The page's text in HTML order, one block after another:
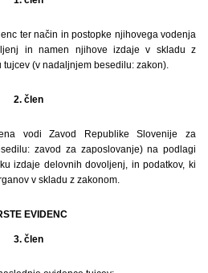
ter način in postopke njihovega vodenja
in namen njihove izdaje v skladu z
(v nadaljnjem besedilu: zakon).
2. člen
vodi Zavod Republike Slovenije za
zavod za zaposlovanje) na podlagi
izdaje delovnih dovoljenj, in podatkov, ki
v skladu z zakonom.
EVIDENC
3. člen